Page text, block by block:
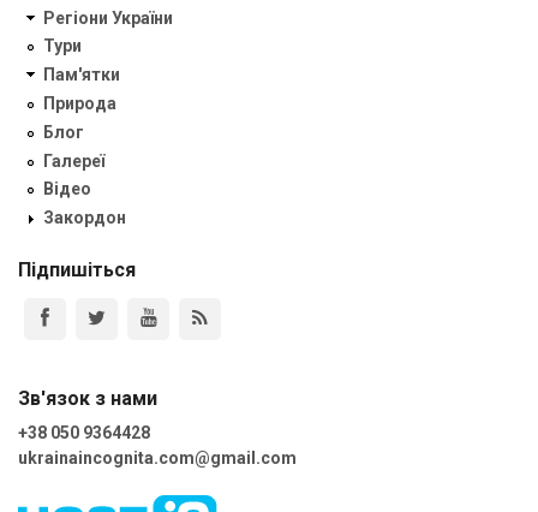
Регіони України
Тури
Пам'ятки
Природа
Блог
Галереї
Відео
Закордон
Підпишіться
Зв'язок з нами
+38 050 9364428
ukrainaincognita.com@gmail.com